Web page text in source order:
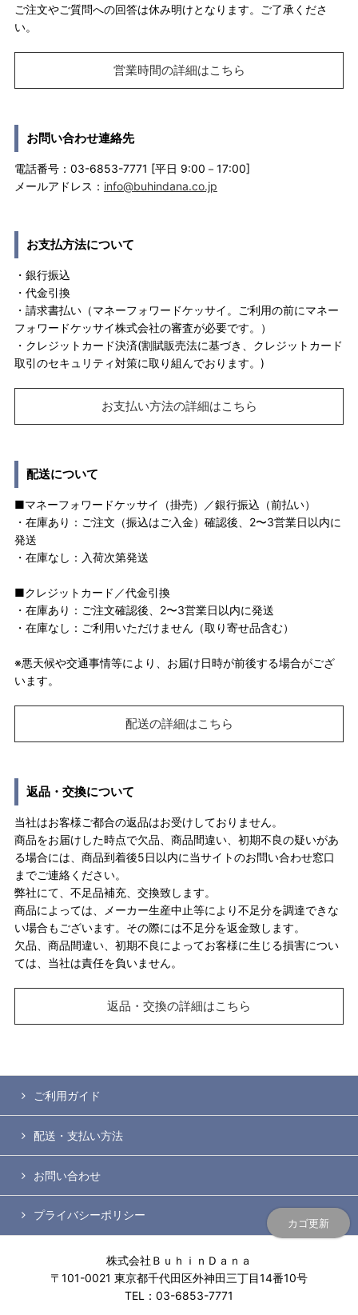
カゴ更新
ご注文やご質問への回答は休み明けとなります。ご了承くださ
い。
営業時間の詳細はこちら
お問い合わせ連絡先
電話番号：03-6853-7771 [平日 9:00－17:00]
メールアドレス： info@buhindana.co.jp
お支払方法について
・銀行振込
・代金引換
・請求書払い（マネーフォワードケッサイ。ご利用の前にマネー
フォワードケッサイ株式会社の審査が必要です。）
・クレジットカード決済(割賦販売法に基づき、クレジットカード
取引のセキュリティ対策に取り組んでおります。)
お支払い方法の詳細はこちら
配送について
■マネーフォワードケッサイ（掛売）／銀行振込（前払い）
・在庫あり：ご注文（振込はご入金）確認後、2〜3営業日以内に
発送
・在庫なし：入荷次第発送
■クレジットカード／代金引換
・在庫あり：ご注文確認後、2〜3営業日以内に発送
・在庫なし：ご利用いただけません（取り寄せ品含む）
※悪天候や交通事情等により、お届け日時が前後する場合がござ
います。
配送の詳細はこちら
返品・交換について
当社はお客様ご都合の返品はお受けしておりません。
商品をお届けした時点で欠品、商品間違い、初期不良の疑いがあ
る場合には、商品到着後5日以内に当サイトのお問い合わせ窓口
までご連絡ください。
弊社にて、不足品補充、交換致します。
商品によっては、メーカー生産中止等により不足分を調達できな
い場合もございます。その際には不足分を返金致します。
欠品、商品間違い、初期不良によってお客様に生じる損害につい
ては、当社は責任を負いません。
返品・交換の詳細はこちら
ご利用ガイド
配送・支払い方法
お問い合わせ
プライバシーポリシー
株式会社ＢｕｈｉｎＤａｎａ
〒101-0021 東京都千代田区外神田三丁目14番10号
TEL：03-6853-7771